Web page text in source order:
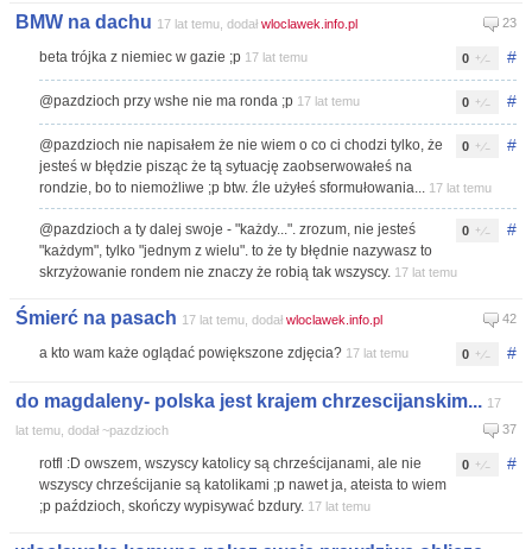
BMW na dachu 17 lat temu, dodał wloclawek.info.pl 23
#
0
beta trójka z niemiec w gazie ;p 17 lat temu
#
0
@pazdzioch przy wshe nie ma ronda ;p 17 lat temu
#
0
@pazdzioch nie napisałem że nie wiem o co ci chodzi tylko, że
jesteś w błędzie pisząc że tą sytuację zaobserwowałeś na
rondzie, bo to niemożliwe ;p btw. źle użyłeś sformułowania... 17 lat temu
#
0
@pazdzioch a ty dalej swoje - "każdy...". zrozum, nie jesteś
"każdym", tylko "jednym z wielu". to że ty błędnie nazywasz to
skrzyżowanie rondem nie znaczy że robią tak wszyscy. 17 lat temu
Śmierć na pasach 17 lat temu, dodał wloclawek.info.pl 42
#
0
a kto wam każe oglądać powiększone zdjęcia? 17 lat temu
do magdaleny- polska jest krajem chrzescijanskim... 17
lat temu, dodał ~pazdzioch
37
#
0
rotfl :D owszem, wszyscy katolicy są chrześcijanami, ale nie
wszyscy chrześcijanie są katolikami ;p nawet ja, ateista to wiem
;p paździoch, skończy wypisywać bzdury. 17 lat temu